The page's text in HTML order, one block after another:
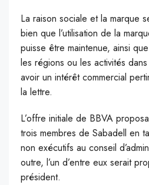
La raison sociale et la marque
bien que l’utilisation de la
puisse être maintenue, ainsi
les régions ou les activités
avoir un intérêt commercial
la lettre.
L’offre initiale de BBVA
trois membres de Sabadell en
non exécutifs au conseil
outre, l’un d’entre eux serait
président.